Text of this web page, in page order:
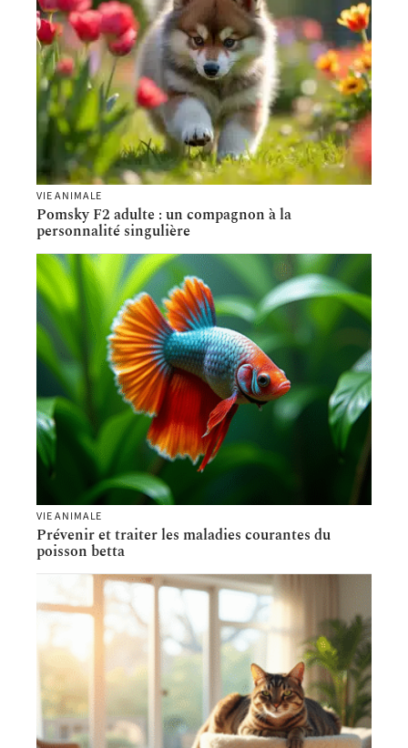
VIE ANIMALE
Pomsky F2 adulte : un compagnon à la
personnalité singulière
VIE ANIMALE
Prévenir et traiter les maladies courantes du
poisson betta